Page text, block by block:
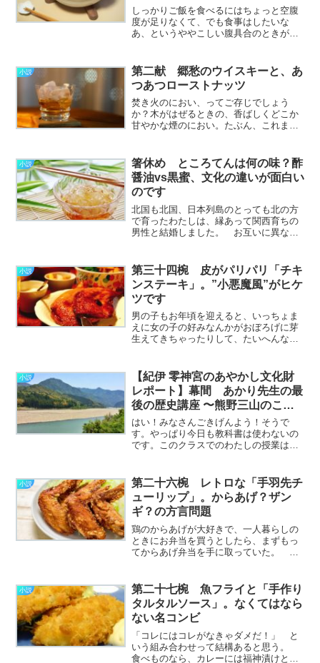
しっかりご飯を食べるにはちょっと空腹
度が足りなくて、でも食事はしたいな
あ、というややこしい腹具合のときがあ
いたい似てくるようで今日はふたりとも
まさしくそんな気分だった。
………………～続きを読む～
小説
第二献 郷愁のウイスキーと、あ
つあつローストナッツ
焚き火のにおい、ってご存じでしょう
か？木がはぜるときの、香ばしくどこか
甘やかな煙のにおい。たぶん、これまで
しいような、切なくあたたかいにおい。
きっと焚き火には、遠い遠
い………………～続きを読む～
小説
箸休め ところてんは何の味？酢
醤油vs黒蜜、文化の違いが面白い
のです
北国も北国、日本列島のとっても北の方
で育ったわたしは、縁あって関西育ちの
男性と結婚しました。 お互いに異なる
ろい食い違いが生じたのです。 まず、
味付けの濃い・薄い、とい………………
～続きを読む～
小説
第三十四椀 皮がパリパリ「チキ
ンステーキ」。”小悪魔風”がヒケ
ツです
男の子もお年頃を迎えると、いっちょま
えに女の子の好みなんかがおぼろげに芽
生えてきちゃったりして、たいへんなこ
かと思うけど、言うまでもなく逆効果
だ。 そういうことに気付
く………………～続きを読む～
小説
【紀伊 零神宮のあやかし文化財
レポート】幕間 あかり先生の最
後の歴史講座 〜熊野三山のこ
と〜
はい！みなさんごきげんよう！そうで
す。やっぱり今日も教科書は使わないの
です。このクラスでのわたしの授業はこ
う。よくご存じの通り、「熊野速玉大
社」「熊野那智大社」「熊野本宮
大………………～続きを読む～
小説
第二十六椀 レトロな「手羽先チ
ューリップ」。からあげ？ザン
ギ？の方言問題
鶏のからあげが大好きで、一人暮らしの
ときにお弁当を買うとしたら、まずもっ
てからあげ弁当を手に取っていた。 い
副菜は申し訳程度にしか入っていな
い。 なかには「ごはん、か
ら………………～続きを読む～
小説
第二十七椀 魚フライと「手作り
タルタルソース」。なくてはなら
ない名コンビ
「コレにはコレがなきゃダメだ！」 と
いう組み合わせって結構あると思う。
食べものなら、カレーには福神漬けとか